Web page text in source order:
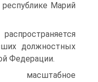
Марий
должностных
Федерации.